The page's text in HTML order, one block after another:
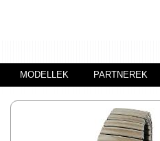
MODELLEK PARTNEREK